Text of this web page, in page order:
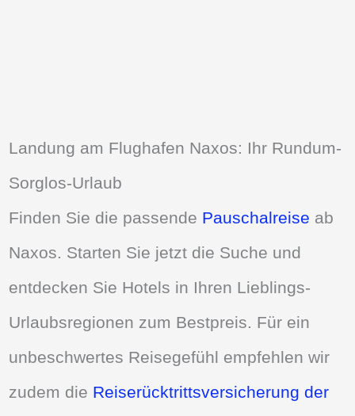
Landung am Flughafen Naxos: Ihr Rundum-
Sorglos-Urlaub
Finden Sie die passende Pauschalreise ab
Naxos. Starten Sie jetzt die Suche und
entdecken Sie Hotels in Ihren Lieblings-
Urlaubsregionen zum Bestpreis. Für ein
unbeschwertes Reisegefühl empfehlen wir
zudem die Reiserücktrittsversicherung der